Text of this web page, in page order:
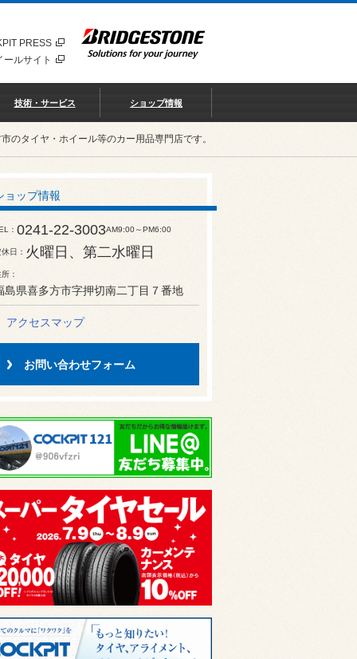
PRESS
ルサイト
技術・サービス ショップ情報
のタイヤ・ホイール等のカー用品専門店です。
ョップ情報
0241-22-3003AM9:00～PM6:00
日 火曜日、第二水曜日
所
島県喜多方市字押切南二丁目７番地
アクセスマップ
お問い合わせフォーム